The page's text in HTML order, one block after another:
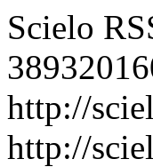
Scielo
http://
http://